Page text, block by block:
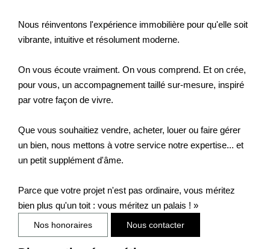
Nous réinventons l'expérience immobilière pour qu'elle soit
vibrante, intuitive et résolument moderne.
On vous écoute vraiment. On vous comprend. Et on crée,
pour vous, un accompagnement taillé sur-mesure, inspiré
par votre façon de vivre.
Que vous souhaitiez vendre, acheter, louer ou faire gérer
un bien, nous mettons à votre service notre expertise... et
un petit supplément d'âme.
Parce que votre projet n'est pas ordinaire, vous méritez
bien plus qu'un toit : vous méritez un palais ! »
Nos honoraires Nous contacter